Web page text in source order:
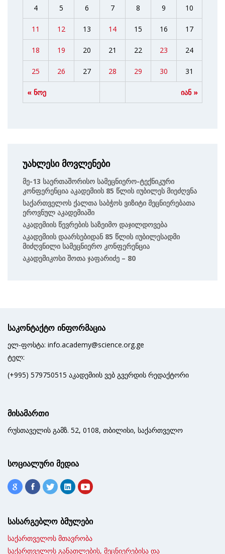
« ნოე იან »
4 5 6 7 8 9 10
11 12 13 14 15 16 17
18 19 20 21 22 23 24
25 26 27 28 29 30 31
უახლესი მოვლენები
Მე-13 Საერთაშორისო Სამეცნიერო-Ტექნიკური
Კონფერენცია Აკადემიის 85 Წლის Იუბილეს Მიეძღვნა
Საქართველოს Ქალთა Საბჭოს Ვიზიტი Მეცნიერებათა
Ეროვნულ Აკადემიაში
Აკადემიის Წევრების Საზეიმო Დაჯილდოვება
Აკადემიის Დაარსებიდან 85 Წლის Იუბილესადმი
Მიძღვნილი Სამეცნიერო Კონფერენცია
Აკადემიკოსი Შოთა Ჯაფარიძე – 80
საკონტაქტო ინფორმაცია
ელ-ფოსტა: info.academy@science.org.ge
ტელ:
(+995) 579750515 აკადემიის ვებ გვერდის რედაქტორი
მისამართი
რუსთაველის გამზ. 52, 0108, თბილისი, საქართველო
სოციალური მედია
სასარგებლო ბმულები
საქართველოს მთავრობა
საქართველოს განათლების, მეცნიერებისა და